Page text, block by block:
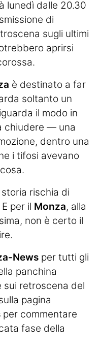
lunedì dalle 20.30
di
sugli ultimi
aprirsi
è destinato a far
soltanto un
il modo in
chiudere — una
dentro una
i tifosi avevano
rischia di
per il Monza, alla
non è certo il
News per tutti gli
panchina
sui retroscena del
pagina
per commentare
fase della